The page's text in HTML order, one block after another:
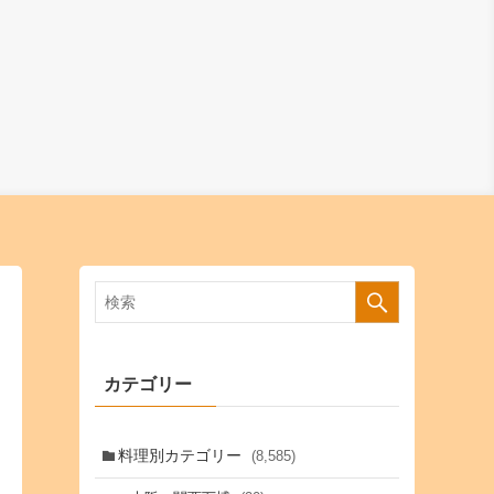
カテゴリー
料理別カテゴリー (8,585)